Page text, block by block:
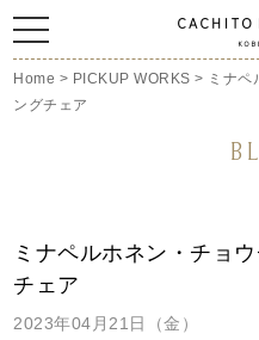
Home > PICKUP WORKS > ミナペ
ングチェア
ミナペルホネン・チョ
チェア
2023年04月21日（金）